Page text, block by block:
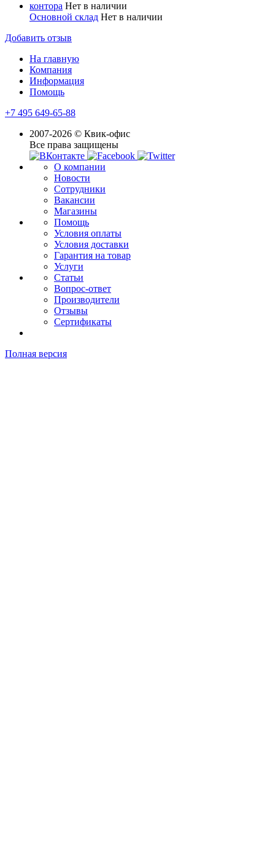
контора Нет в наличии
Основной склад Нет в наличии
Добавить отзыв
На главную
Компания
Информация
Помощь
+7 495 649-65-88
2007-2026 © Квик-офис
Все права защищены
О компании
Новости
Сотрудники
Вакансии
Магазины
Помощь
Условия оплаты
Условия доставки
Гарантия на товар
Услуги
Статьи
Вопрос-ответ
Производители
Отзывы
Сертификаты
Полная версия